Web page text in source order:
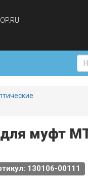
муфт
130106-00111